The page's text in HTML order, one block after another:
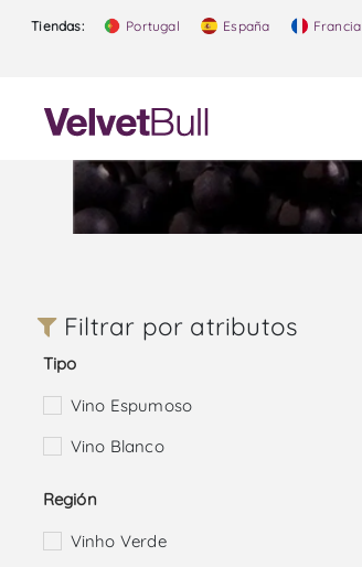
Tiendas: Portugal España Francia
Filtrar por atributos
Tipo
Vino Espumoso
Vino Blanco
Región
Vinho Verde